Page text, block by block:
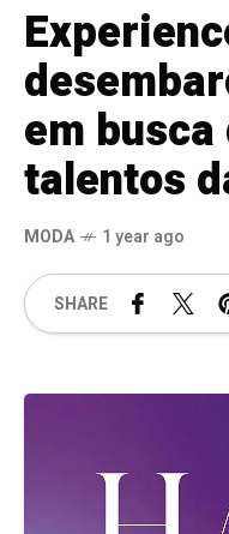
em
talentos
MODA 1 year ago
SHARE